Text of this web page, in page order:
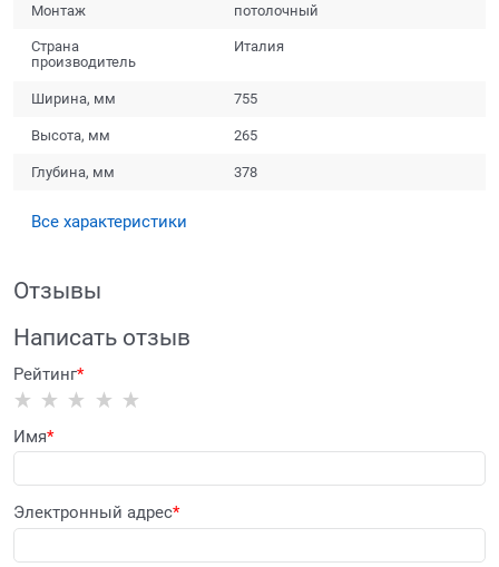
Монтаж потолочный
Страна
производитель
Италия
Ширина, мм 755
Высота, мм 265
Глубина, мм 378
Все характеристики
Отзывы
Написать отзыв
Рейтинг
Имя
Электронный адрес